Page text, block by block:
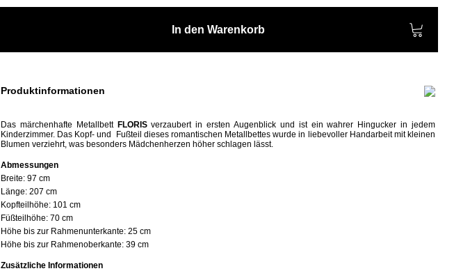
In den Warenkorb
Produktinformationen
Das märchenhafte Metallbett FLORISverzaubert in ersten Augenblick und ist ein wahrer Hingucker in jedem
Kinderzimmer. Das Kopf- und Fußteil dieses romantischen Metallbettes wurde in liebevoller Handarbeit mit kleinen
Blumen verziehrt, was besonders Mädchenherzen höher schlagen lässt.
Abmessungen
Breite: 97 cm
Länge: 207 cm
Kopfteilhöhe: 101 cm
Füßteilhöhe: 70 cm
Höhe bis zur Rahmenunterkante: 25 cm
Höhe bis zur Rahmenoberkante: 39 cm
Zusätzliche Informationen